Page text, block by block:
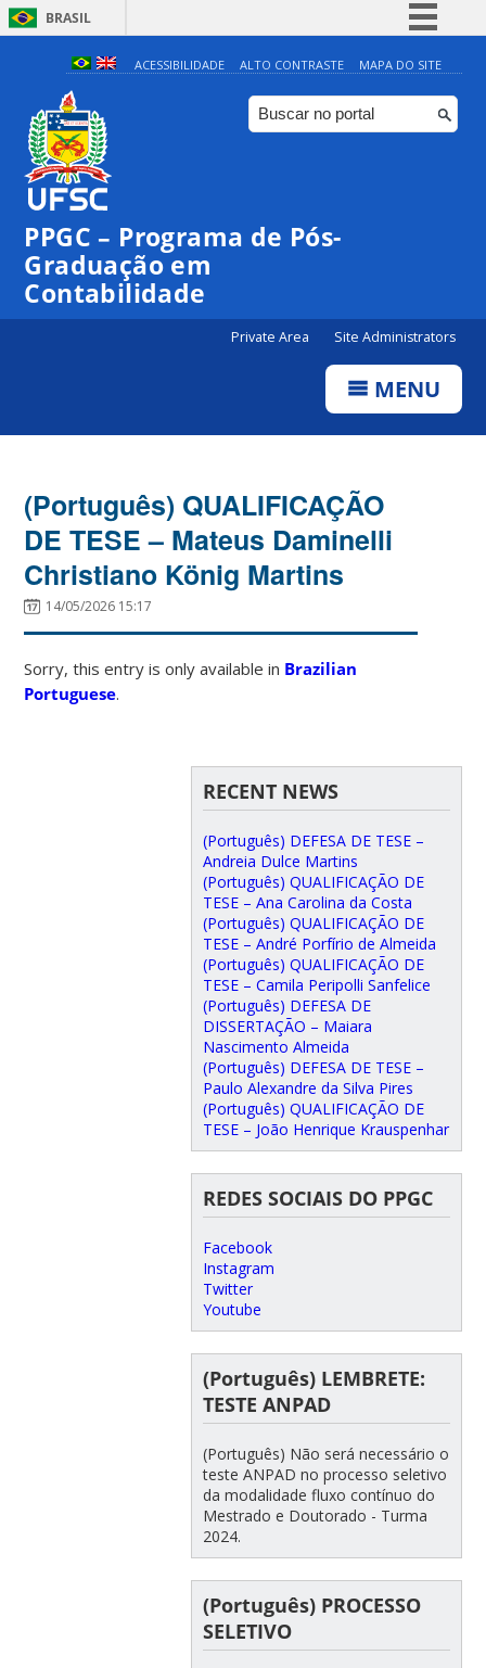
BRASIL
Simplifique!
Comunica BR
Participe
Canais
ACESSIBILIDADE ALTO CONTRASTE MAPA DO SITE
PPGC – Programa de Pós-
Graduação em
Contabilidade
Private Area Site Administrators
MENU
(Português) QUALIFICAÇÃO
DE TESE – Mateus Daminelli
Christiano König Martins
14/05/2026 15:17
Sorry, this entry is only available in Brazilian
Portuguese.
RECENT NEWS
(Português) DEFESA DE TESE –
Andreia Dulce Martins
(Português) QUALIFICAÇÃO DE
TESE – Ana Carolina da Costa
(Português) QUALIFICAÇÃO DE
TESE – André Porfírio de Almeida
(Português) QUALIFICAÇÃO DE
TESE – Camila Peripolli Sanfelice
(Português) DEFESA DE
DISSERTAÇÃO – Maiara
Nascimento Almeida
(Português) DEFESA DE TESE –
Paulo Alexandre da Silva Pires
(Português) QUALIFICAÇÃO DE
TESE – João Henrique Krauspenhar
REDES SOCIAIS DO PPGC
Facebook
Instagram
Twitter
Youtube
(Português) LEMBRETE:
TESTE ANPAD
(Português) Não será necessário o
teste ANPAD no processo seletivo
da modalidade fluxo contínuo do
Mestrado e Doutorado - Turma
2024.
(Português) PROCESSO
SELETIVO